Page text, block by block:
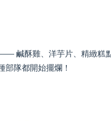
鹹酥雞、洋芋片、精緻糕
部隊都開始擺爛！